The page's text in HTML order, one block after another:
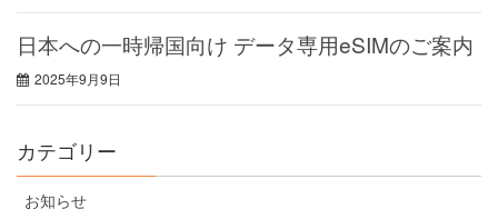
日本への一時帰国向け データ専用eSIMのご案内
2025年9月9日
カテゴリー
お知らせ